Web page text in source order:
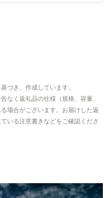
づき、作成しています。
なく返礼品の仕様（規格、容量、
場合がございます。お届けした返
いる注意書きなどをご確認くださ